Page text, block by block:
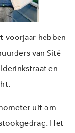
voorjaar hebben
van Sité
en
uit om
Het